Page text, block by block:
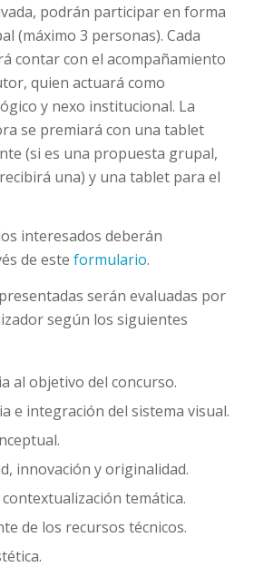
podrán participar en forma
(máximo 3 personas). Cada
contar con el acompañamiento
quien actuará como
y nexo institucional. La
se premiará con una tablet
(si es una propuesta grupal,
una) y una tablet para el
interesados deberán
de este formulario.
serán evaluadas por
según los siguientes
al objetivo del concurso.
e integración del sistema visual.
innovación y originalidad.
contextualización temática.
de los recursos técnicos.